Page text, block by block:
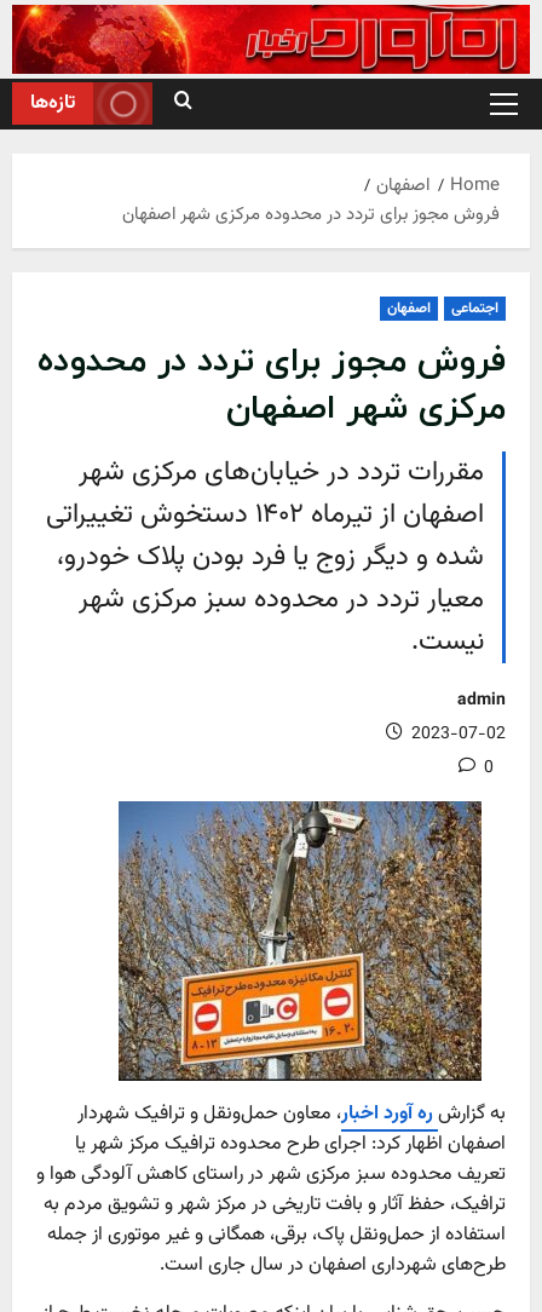
Skip
to
content
Primary
تازه‌ها
Home
اصفهان
فروش مجوز برای تردد در محدوده مرکزی شهر اصفهان
اجتماعی اصفهان
فروش مجوز برای تردد در محدوده
مرکزی شهر اصفهان
مقررات تردد در خیابان‌های مرکزی شهر
اصفهان از تیرماه ۱۴۰۲ دستخوش تغییراتی
شده و دیگر زوج یا فرد بودن پلاک خودرو،
معیار تردد در محدوده سبز مرکزی شهر
نیست.
admin
2023-07-02
0
به گزارشره آورد اخبار، معاون حمل‌ونقل و ترافیک شهردار
اصفهان اظهار کرد: اجرای طرح محدوده ترافیک مرکز شهر یا
تعریف محدوده سبز مرکزی شهر در راستای کاهش آلودگی هوا و
ترافیک، حفظ آثار و بافت تاریخی در مرکز شهر و تشویق مردم به
استفاده از حمل‌ونقل پاک، برقی، همگانی و غیر موتوری از جمله
طرح‌های شهرداری اصفهان در سال جاری است.